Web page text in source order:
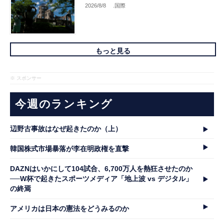
2026/8/8 .国際
もっと見る
※ スポンサー
今週のランキング
辺野古事故はなぜ起きたのか（上）
韓国株式市場暴落が李在明政権を直撃
DAZNはいかにして104試合、6,700万人を熱狂させたのか
──W杯で起きたスポーツメディア「地上波 vs デジタル」
の終焉
アメリカは日本の憲法をどうみるのか